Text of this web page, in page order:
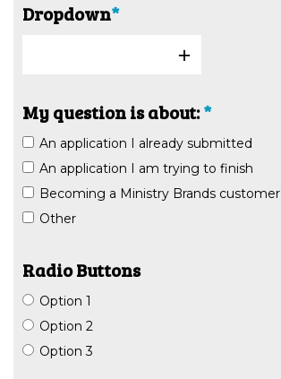
Dropdown*
My question is about:*
An application I already submitted
An application I am trying to finish
Becoming a Ministry Brands customer
Other
Radio Buttons
Option 1
Option 2
Option 3